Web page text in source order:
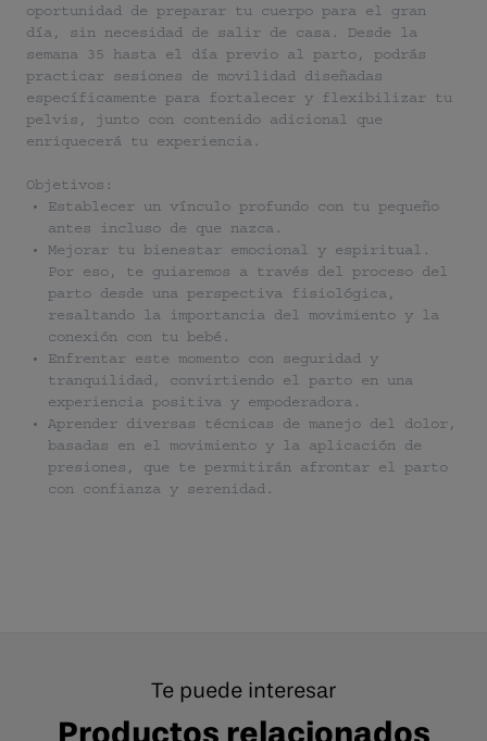
oportunidad de preparar tu cuerpo para el gran
día, sin necesidad de salir de casa. Desde la
semana 35 hasta el día previo al parto, podrás
practicar sesiones de movilidad diseñadas
específicamente para fortalecer y flexibilizar tu
pelvis, junto con contenido adicional que
enriquecerá tu experiencia.
Objetivos:
Establecer un vínculo profundo con tu pequeño
antes incluso de que nazca.
Mejorar tu bienestar emocional y espiritual.
Por eso, te guiaremos a través del proceso del
parto desde una perspectiva fisiológica,
resaltando la importancia del movimiento y la
conexión con tu bebé.
Enfrentar este momento con seguridad y
tranquilidad, convirtiendo el parto en una
experiencia positiva y empoderadora.
Aprender diversas técnicas de manejo del dolor,
basadas en el movimiento y la aplicación de
presiones, que te permitirán afrontar el parto
con confianza y serenidad.
Te puede interesar